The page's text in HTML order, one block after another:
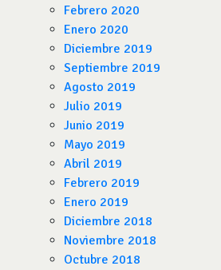
Febrero 2020
Enero 2020
Diciembre 2019
Septiembre 2019
Agosto 2019
Julio 2019
Junio 2019
Mayo 2019
Abril 2019
Febrero 2019
Enero 2019
Diciembre 2018
Noviembre 2018
Octubre 2018